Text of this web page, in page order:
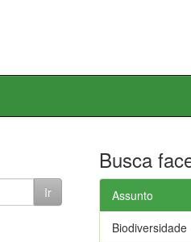
Busca
Assunto
Biodiversidade